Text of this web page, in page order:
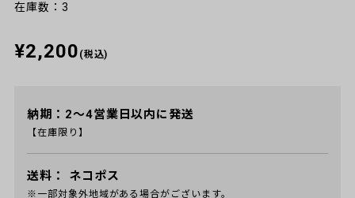
在庫数：3
¥2,200 (税込)
納期：2～4営業日以内に発送
【在庫限り】
送料： ネコポス
※一部対象外地域がある場合がございます。